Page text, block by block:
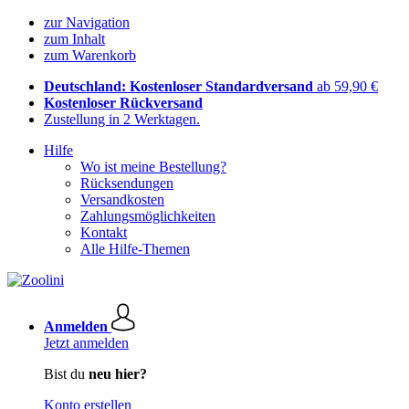
zur Navigation
zum Inhalt
zum Warenkorb
Deutschland: Kostenloser Standardversand ab 59,90 €
Kostenloser Rückversand
Zustellung in 2 Werktagen.
Hilfe
Wo ist meine Bestellung?
Rücksendungen
Versandkosten
Zahlungsmöglichkeiten
Kontakt
Alle Hilfe-Themen
Anmelden
Jetzt anmelden
Bist du neu hier?
Konto erstellen